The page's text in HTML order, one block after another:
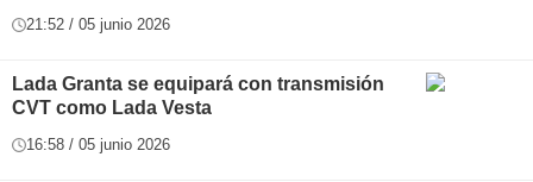
21:52 / 05 junio 2026
Lada Granta se equipará con transmisión
CVT como Lada Vesta
16:58 / 05 junio 2026